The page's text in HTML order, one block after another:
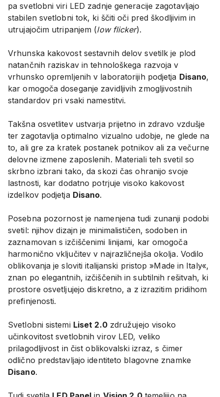
pa svetlobni viri LED zadnje generacije zagotavljajo
stabilen svetlobni tok, ki ščiti oči pred škodljivim in
utrujajočim utripanjem (low flicker).
Vrhunska kakovost sestavnih delov svetilk je plod
natančnih raziskav in tehnološkega razvoja v
vrhunsko opremljenih v laboratorijih podjetja Disano,
kar omogoča doseganje zavidljivih zmogljivostnih
standardov pri vsaki namestitvi.
Takšna osvetlitev ustvarja prijetno in zdravo vzdušje
ter zagotavlja optimalno vizualno udobje, ne glede na
to, ali gre za kratek postanek potnikov ali za večurne
delovne izmene zaposlenih. Materiali teh svetil so
skrbno izbrani tako, da skozi čas ohranijo svoje
lastnosti, kar dodatno potrjuje visoko kakovost
izdelkov podjetja Disano.
Posebna pozornost je namenjena tudi zunanji podobi
svetil: njihov dizajn je minimalističen, sodoben in
zaznamovan s izčiščenimi linijami, kar omogoča
harmonično vključitev v najrazličnejša okolja. Vodilo
oblikovanja je sloviti italijanski pristop »Made in Italy«,
znan po elegantnih, izčiščenih in subtilnih rešitvah, ki
prostore osvetljujejo diskretno, a z izrazitim pridihom
prefinjenosti.
Svetlobni sistemi Liset 2.0združujejo visoko
učinkovitost svetlobnih virov LED, veliko
prilagodljivost in čist oblikovalski izraz, s čimer
odlično predstavljajo identiteto blagovne znamke
Disano.